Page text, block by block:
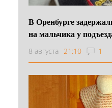
В Оренбурге
на мальчика у
8 августа 21:10 1